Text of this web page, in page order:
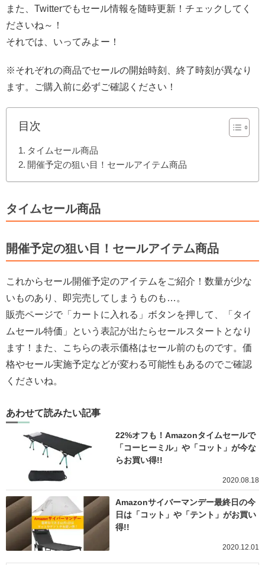
また、Twitterでもセール情報を随時更新！チェックしてく
ださいね～！
それでは、いってみよー！
※それぞれの商品でセールの開始時刻、終了時刻が異なり
ます。ご購入前に必ずご確認ください！
目次
タイムセール商品
開催予定の狙い目！セールアイテム商品
タイムセール商品
開催予定の狙い目！セールアイテム商品
これからセール開催予定のアイテムをご紹介！数量が少な
いものあり、即完売してしまうものも…。
販売ページで「カートに入れる」ボタンを押して、「タイ
ムセール特価」という表記が出たらセールスタートとなり
ます！また、こちらの表示価格はセール前のものです。価
格やセール実施予定などが変わる可能性もあるのでご確認
くださいね。
あわせて読みたい記事
22%オフも！Amazonタイムセールで
「コーヒーミル」や「コット」が今な
らお買い得!!
2020.08.18
Amazonサイバーマンデー最終日の今
日は「コット」や「テント」がお買い
得!!
2020.12.01